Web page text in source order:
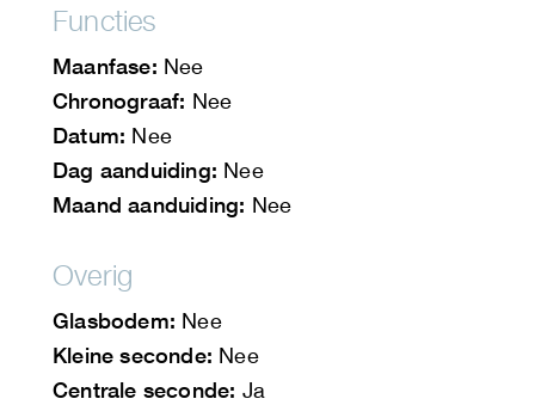
Functies
Maanfase: Nee
Chronograaf: Nee
Datum: Nee
Dag aanduiding: Nee
Maand aanduiding: Nee
Overig
Glasbodem: Nee
Kleine seconde: Nee
Centrale seconde: Ja